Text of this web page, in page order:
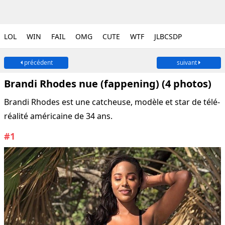
LOL WIN FAIL OMG CUTE WTF JLBCSDP
précédent suivant
Brandi Rhodes nue (fappening) (4 photos)
Brandi Rhodes est une catcheuse, modèle et star de télé-
réalité américaine de 34 ans.
#1